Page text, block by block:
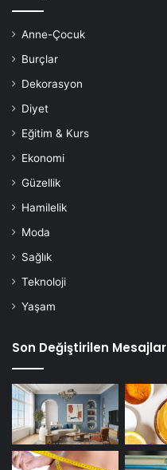
Anne-Çocuk
Burçlar
Dekorasyon
Diyet
Eğitim & Kurs
Ekonomi
Güzellik
Hamilelik
Moda
Sağlık
Teknoloji
Yaşam
Son Değiştirilen Mesajlar